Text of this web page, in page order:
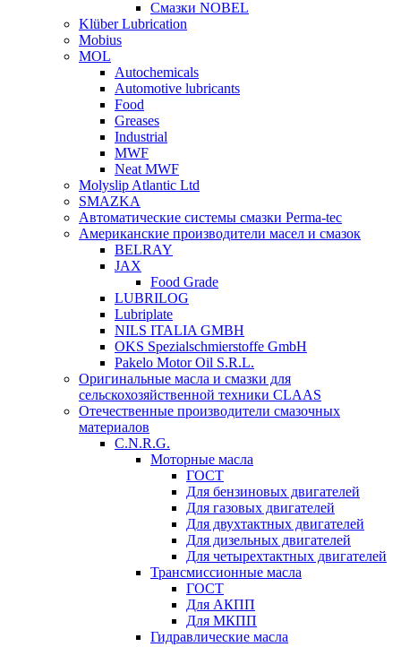
Смазки NOBEL
Klüber Lubrication
Mobius
MOL
Autochemicals
Automotive lubricants
Food
Greases
Industrial
MWF
Neat MWF
Molyslip Atlantic Ltd
SMAZKA
Автоматические системы смазки Perma-tec
Американские производители масел и смазок
BELRAY
JAX
Food Grade
LUBRILOG
Lubriplate
NILS ITALIA GMBH
OKS Spezialschmierstoffe GmbH
Pakelo Motor Oil S.R.L.
Оригинальные масла и смазки для
сельскохозяйственной техники CLAAS
Отечественные производители смазочных
материалов
C.N.R.G.
Моторные масла
ГОСТ
Для бензиновых двигателей
Для газовых двигателей
Для двухтактных двигателей
Для дизельных двигателей
Для четырехтактных двигателей
Трансмиссионные масла
ГОСТ
Для АКПП
Для МКПП
Гидравлические масла